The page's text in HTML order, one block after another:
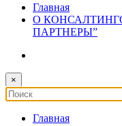
Главная
О
ПАРТНЕРЫ”
×
Главная